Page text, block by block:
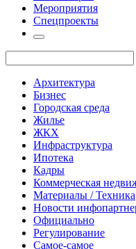
Мероприятия
Спецпроекты
Архитектура
Бизнес
Городская среда
Жилье
ЖКХ
Инфраструктура
Ипотека
Кадры
Коммерческая
Материалы / Техника
Новости
Официально
Регулирование
Самое-самое